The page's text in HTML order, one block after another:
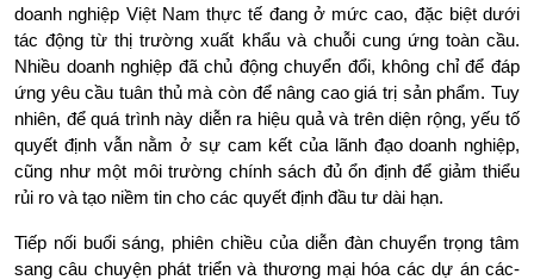
doanh nghiệp Việt Nam thực tế đang ở mức cao, đặc biệt dưới
tác động từ thị trường xuất khẩu và chuỗi cung ứng toàn cầu.
Nhiều doanh nghiệp đã chủ động chuyển đổi, không chỉ để đáp
ứng yêu cầu tuân thủ mà còn để nâng cao giá trị sản phẩm. Tuy
nhiên, để quá trình này diễn ra hiệu quả và trên diện rộng, yếu tố
quyết định vẫn nằm ở sự cam kết của lãnh đạo doanh nghiệp,
cũng như một môi trường chính sách đủ ổn định để giảm thiểu
rủi ro và tạo niềm tin cho các quyết định đầu tư dài hạn.
Tiếp nối buổi sáng, phiên chiều của diễn đàn chuyển trọng tâm
sang câu chuyện phát triển và thương mại hóa các dự án các-